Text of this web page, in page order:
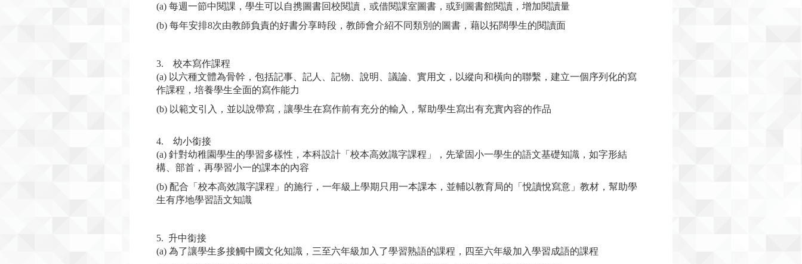
(a) 每週一節中閱課，學生可以自携圖書回校閱讀，或借閱課室圖書，或到圖書館閱讀，增加閱讀量
(b) 每年安排8次由教師負責的好書分享時段，教師會介紹不同類別的圖書，藉以拓闊學生的閱讀面
3. 校本寫作課程
(a) 以六種文體為骨幹，包括記事、記人、記物、說明、議論、實用文，以縱向和橫向的聯繫，建立一個序列化的寫
作課程，培養學生全面的寫作能力
(b) 以範文引入，並以說帶寫，讓學生在寫作前有充分的輸入，幫助學生寫出有充實內容的作品
4. 幼小銜接
(a) 針對幼稚園學生的學習多樣性，本科設計「校本高效識字課程」，先鞏固小一學生的語文基礎知識，如字形結
構、部首，再學習小一的課本的內容
(b) 配合「校本高效識字課程」的施行，一年級上學期只用一本課本，並輔以教育局的「悅讀悅寫意」教材，幫助學
生有序地學習語文知識
5. 升中銜接
(a) 為了讓學生多接觸中國文化知識，三至六年級加入了學習熟語的課程，四至六年級加入學習成語的課程